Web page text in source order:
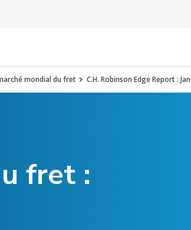
mondial du fret C.H. Robinson Edge Report :
fret :